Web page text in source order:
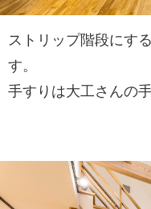
ストリップ階段にす
す。
手すりは大工さんの